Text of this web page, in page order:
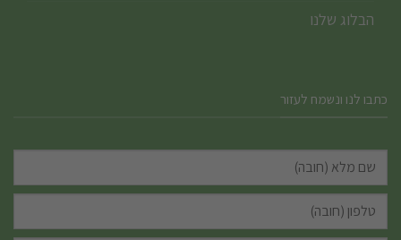
הבלוג שלנו
כתבו לנו ונשמח לעזור